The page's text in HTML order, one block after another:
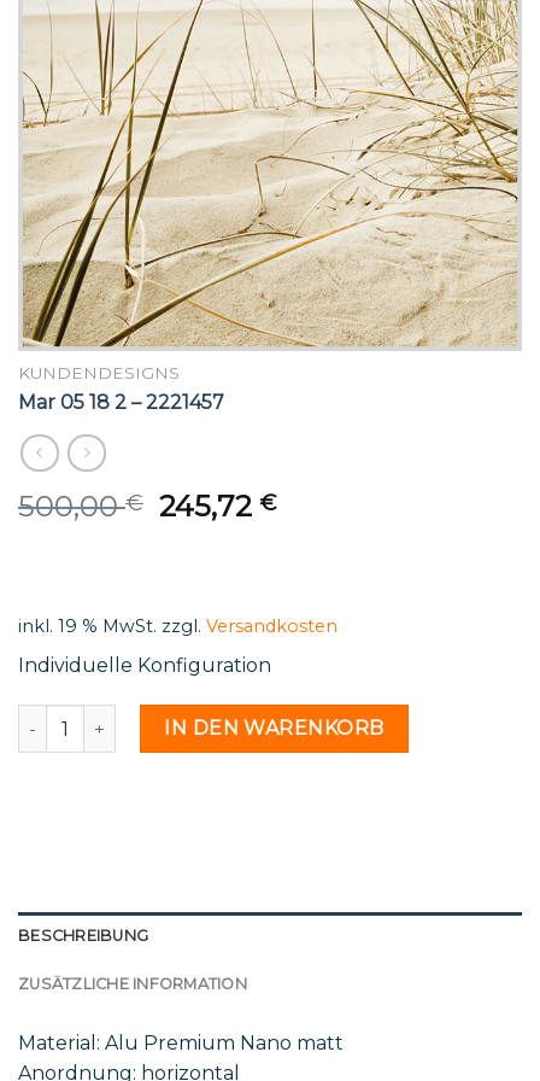
KUNDENDESIGNS
Mar 05 18 2 – 2221457
500,00€ Original
price
245,72€Current
inkl. 19 % MwSt. zzgl. Versandkosten
Individuelle Konfiguration
Mar 05 18 2 - 2221457 MengeIN DEN WARENKORB
BESCHREIBUNG
ZUSÄTZLICHE INFORMATION
Material: Alu Premium Nano matt
Anordnung: horizontal